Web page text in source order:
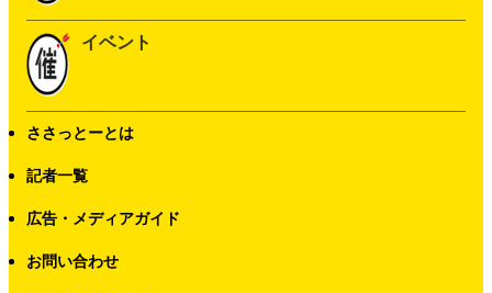
イベント
ささっとーとは
記者一覧
広告・メディアガイド
お問い合わせ